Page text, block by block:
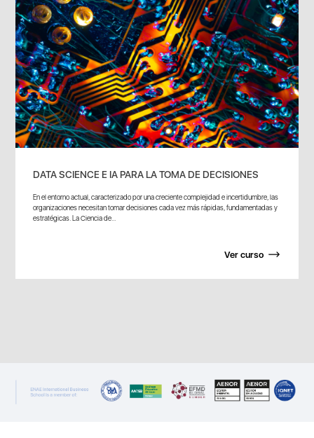
DATA SCIENCE E IA PARA LA TOMA DE DECISIONES
En el entorno actual, caracterizado por una creciente complejidad e incertidumbre, las
organizaciones necesitan tomar decisiones cada vez más rápidas, fundamentadas y
estratégicas. La Ciencia de...
Ver curso